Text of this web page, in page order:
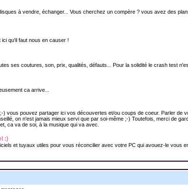
à vendre, échanger... Vous cherchez un compère ? vous avez des
qu'il faut nous en causer !
ses coutures, son, prix, qualités, défauts... Pour la solidité le crash test
ca arrive...
) vous pouvez partager ici vos découvertes et/ou coups de coeur. Parler de
on n'est jamais mieux servi que par soi-même ;-) Toutefois, merci de
ca va de soi, à la musique qui va avec.
:)
et tuyaux utiles pour vous réconcilier avec votre PC qui avouez-le vous